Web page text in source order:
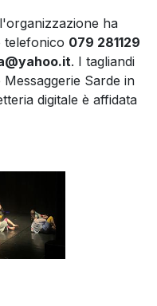
ha
telefonico 079 281129
. I tagliandi
Sarde in
digitale è affidata